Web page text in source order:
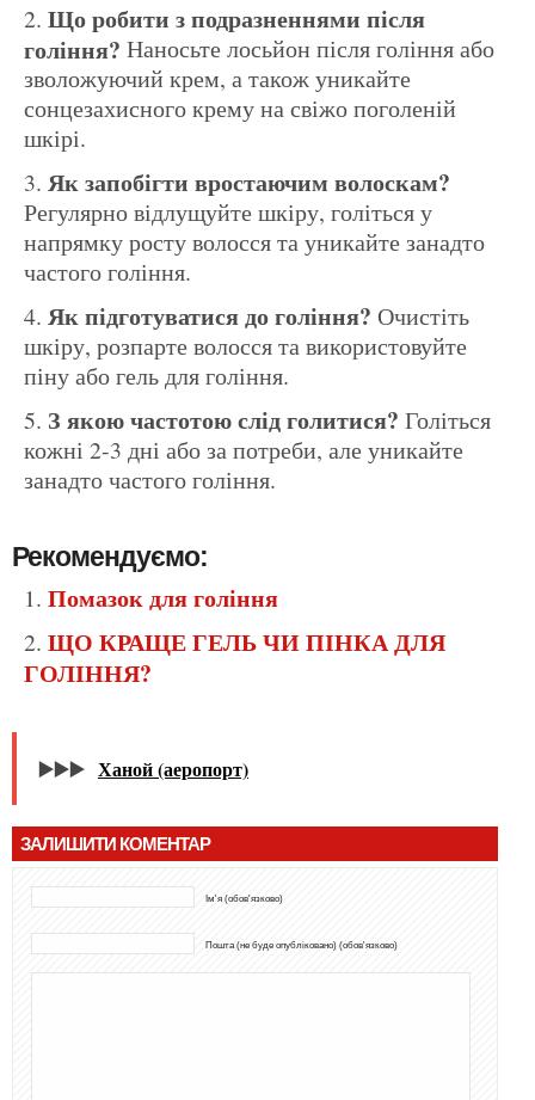
Що робити з подразненнями після
гоління? Наносьте лосьйон після гоління або
зволожуючий крем, а також уникайте
сонцезахисного крему на свіжо поголеній
шкірі.
Як запобігти вростаючим волоскам?
Регулярно відлущуйте шкіру, голіться у
напрямку росту волосся та уникайте занадто
частого гоління.
Як підготуватися до гоління? Очистіть
шкіру, розпарте волосся та використовуйте
піну або гель для гоління.
З якою частотою слід голитися? Голіться
кожні 2-3 дні або за потреби, але уникайте
занадто частого гоління.
Рекомендуємо:
Помазок для гоління
ЩО КРАЩЕ ГЕЛЬ ЧИ ПІНКА ДЛЯ
ГОЛІННЯ?
▶️▶️▶️ Ханой (аеропорт)
ЗАЛИШИТИ КОМЕНТАР
Ім'я (обов'язково)
Пошта (не буде опубліковано) (обов'язково)